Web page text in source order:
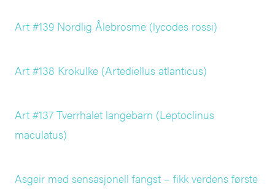
Art #139 Nordlig Ålebrosme (lycodes rossi)
Art #138 Krokulke (Artediellus atlanticus)
Art #137 Tverrhalet langebarn (Leptoclinus
maculatus)
Asgeir med sensasjonell fangst – fikk verdens første